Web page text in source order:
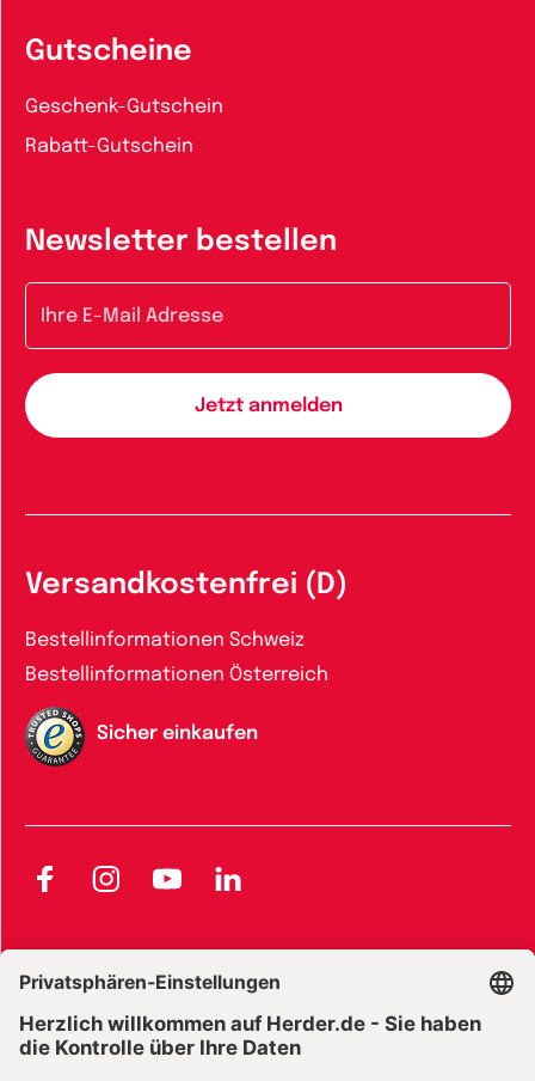
Gutscheine
Geschenk-Gutschein
Rabatt-Gutschein
Newsletter bestellen
Versandkostenfrei (D)
Bestellinformationen Schweiz
Bestellinformationen Österreich
Sicher einkaufen
FacebookInstagramYouTubeLinkedIn
Widerrufsbelehrung E-Books
Widerrufsbelehrung Zeitschriften Datenschutz
Datenschutz Social Media Barrierefreiheit